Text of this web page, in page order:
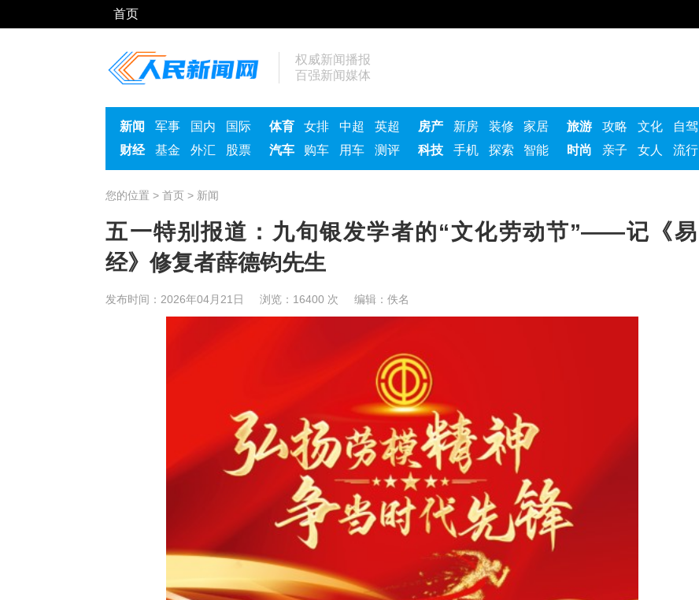
首页
权威新闻播报
百强新闻媒体
新闻 军事 国内 国际 体育 女排 中超 英超 房产 新房 装修 家居 旅游 攻略 文化 自驾
财经
基金 外汇 股票 汽车 购车 用车 测评 科技 手机 探索 智能 时尚 亲子 女人 流行
您的位置 >首页 > 新闻
五一特别报道：九旬银发学者的“文化劳动节”——记《易
经》修复者薛德钧先生
发布时间：2026年04月21日 浏览： 16400 次 编辑：佚名